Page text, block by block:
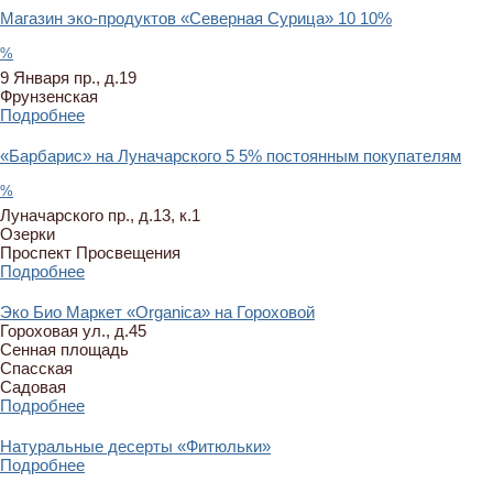
Магазин эко-продуктов «Северная Сурица» 10 10%
%
9 Января пр., д.19
Фрунзенская
Подробнее
«Барбарис» на Луначарского 5 5% постоянным покупателям
%
Луначарского пр., д.13, к.1
Озерки
Проспект Просвещения
Подробнее
Эко Био Маркет «Organica» на Гороховой
Гороховая ул., д.45
Сенная площадь
Спасская
Садовая
Подробнее
Натуральные десерты «Фитюльки»
Подробнее